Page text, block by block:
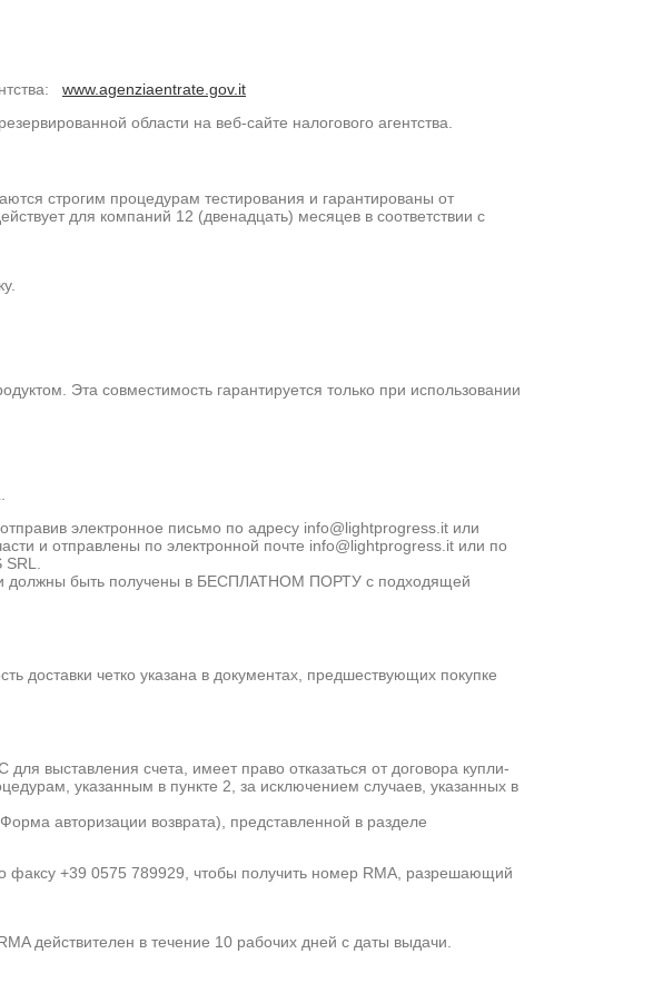
www.agenziaentrate.gov.it
области на веб-сайте налогового агентства.
строгим процедурам тестирования и гарантированы от
для компаний 12 (двенадцать) месяцев в соответствии с
Эта совместимость гарантируется только при использовании
электронное письмо по адресу info@lightprogress.it или
и отправлены по электронной почте info@lightprogress.it или по
должны быть получены в БЕСПЛАТНОМ ПОРТУ с подходящей
доставки четко указана в документах, предшествующих покупке
выставления счета, имеет право отказаться от договора купли-
указанным в пункте 2, за исключением случаев, указанных в
авторизации возврата), представленной в разделе
факсу +39 0575 789929, чтобы получить номер RMA, разрешающий
действителен в течение 10 рабочих дней с даты выдачи.